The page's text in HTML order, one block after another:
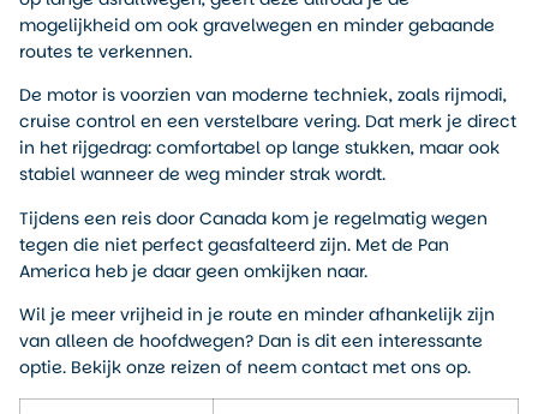
mogelijkheid om ook gravelwegen en minder gebaande
routes te verkennen.
De motor is voorzien van moderne techniek, zoals rijmodi,
cruise control en een verstelbare vering. Dat merk je direct
in het rijgedrag: comfortabel op lange stukken, maar ook
stabiel wanneer de weg minder strak wordt.
Tijdens een reis door Canada kom je regelmatig wegen
tegen die niet perfect geasfalteerd zijn. Met de Pan
America heb je daar geen omkijken naar.
Wil je meer vrijheid in je route en minder afhankelijk zijn
van alleen de hoofdwegen? Dan is dit een interessante
optie. Bekijk onze reizen of neem contact met ons op.